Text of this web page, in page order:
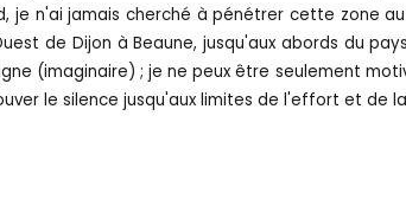
je n'ai jamais cherché à pénétrer cette zone
de Dijon à Beaune, jusqu'aux abords du
(imaginaire) ; je ne peux être seulement
le silence jusqu'aux limites de l'effort et de